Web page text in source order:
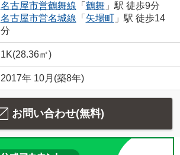
名古屋市営鶴舞線 「 鶴舞」駅 徒歩9分
名古屋市営名城線 「 矢場町」駅 徒歩14
分
1K(28.36㎡)
2017年 10月(築8年)
お問い合わせ(無料)